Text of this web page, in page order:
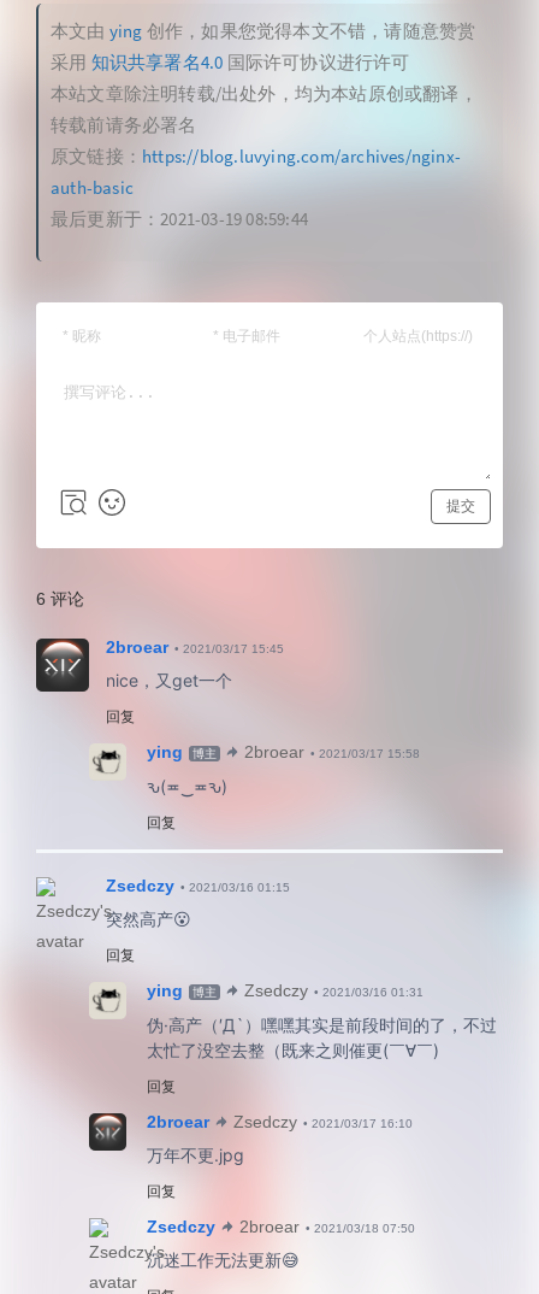
本文由 ying 创作，如果您觉得本文不错，请随意赞赏
采用 知识共享署名4.0 国际许可协议进行许可
本站文章除注明转载/出处外，均为本站原创或翻译，
转载前请务必署名
原文链接： https://blog.luvying.com/archives/nginx-
auth-basic
最后更新于：2021-03-19 08:59:44